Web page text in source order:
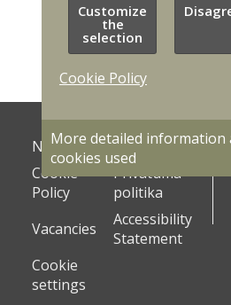
News
Documents
Cookie
Policy
Privātuma
politika
Vacancies
Accessibility
Statement
Cookie
settings
Customize
the
selection
Cookie Policy
More detailed information
cookies used